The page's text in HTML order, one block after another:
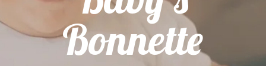
Bonnette